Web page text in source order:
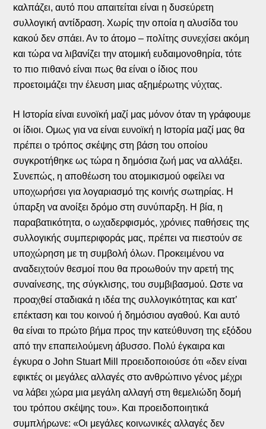
καλπάζει, αυτό που απαιτείται είναι η δυσεύρετη
συλλογική αντίδραση. Χωρίς την οποία η αλυσίδα του
κακού δεν σπάει. Αν το άτομο – πολίτης συνεχίσει ακόμη
και τώρα να λιβανίζει την ατομική ευδαιμονοθηρία, τότε
το πιο πιθανό είναι πως θα είναι ο ίδιος που
προετοιμάζει την έλευση μιας αξημέρωτης νύχτας.
Η Ιστορία είναι ευνοϊκή μαζί μας μόνον όταν τη γράφουμε
οι ίδιοι. Ομως για να είναι ευνοϊκή η Ιστορία μαζί μας θα
πρέπει ο τρόπος σκέψης στη βάση του οποίου
συγκροτήθηκε ως τώρα η δημόσια ζωή μας να αλλάξει.
Συνεπώς, η αποθέωση του ατομικισμού οφείλει να
υποχωρήσει για λογαριασμό της κοινής σωτηρίας. Η
ύπαρξη να ανοίξει δρόμο στη συνύπαρξη. Η βία, η
παραβατικότητα, ο ωχαδερφισμός, χρόνιες παθήσεις της
συλλογικής συμπεριφοράς μας, πρέπει να πιεστούν σε
υποχώρηση με τη συμβολή όλων. Προκειμένου να
αναδειχτούν θεσμοί που θα προωθούν την αρετή της
συναίνεσης, της σύγκλισης, του συμβιβασμού. Ωστε να
προαχθεί σταδιακά η ιδέα της συλλογικότητας και κατ’
επέκταση και του κοινού ή δημόσιου αγαθού. Και αυτό
θα είναι το πρώτο βήμα προς την κατεύθυνση της εξόδου
από την επαπειλούμενη άβυσσο. Πολύ έγκαιρα και
έγκυρα ο John Stuart Mill προειδοποιούσε ότι «δεν είναι
εφικτές οι μεγάλες αλλαγές στο ανθρώπινο γένος μέχρι
να λάβει χώρα μια μεγάλη αλλαγή στη θεμελιώδη δομή
του τρόπου σκέψης του». Και προειδοποιητικά
συμπλήρωνε: «Οι μεγάλες κοινωνικές αλλαγές δεν